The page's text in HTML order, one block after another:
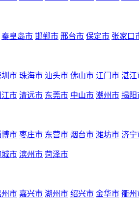
秦皇岛市 邯郸市 邢台市 保定市 张家口
圳市 珠海市 汕头市 佛山市 江门市 湛江
江市 清远市 东莞市 中山市 潮州市 揭阳
博市 枣庄市 东营市 烟台市 潍坊市 济宁
城市 滨州市 菏泽市
州市 嘉兴市 湖州市 绍兴市 金华市 衢州